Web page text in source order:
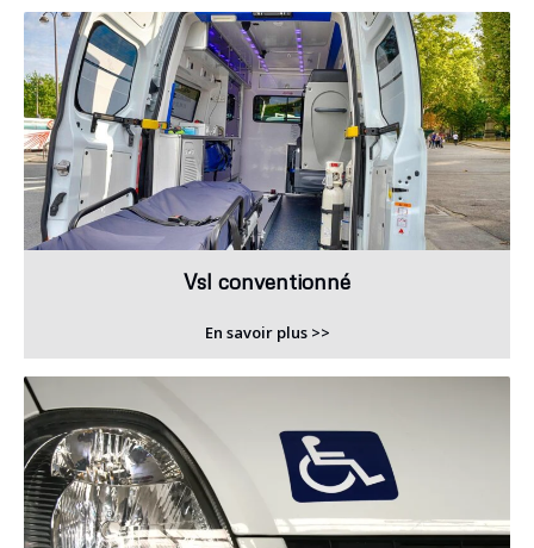
Vsl conventionné
En savoir plus >>